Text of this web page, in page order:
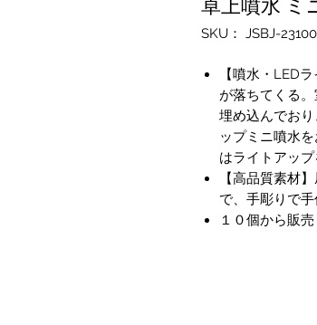
SKU： JSBJ-
【噴水・LED
が落ちてくる
埋め込んでお
ップミニ噴水
はライトアップ
【高品質素材
で、手彫りで
１０個から販